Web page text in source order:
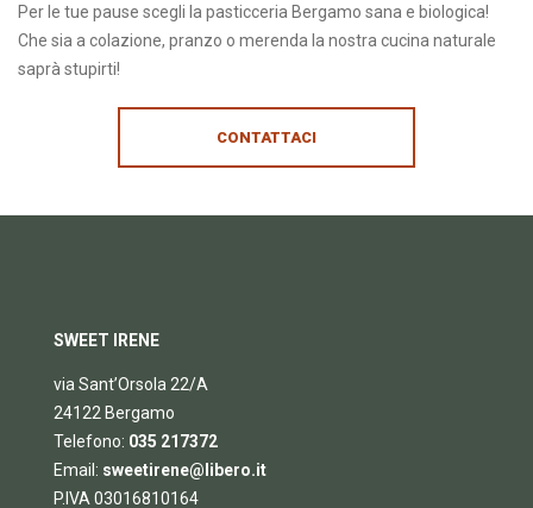
Per le tue pause scegli la pasticceria Bergamo sana e biologica!
Che sia a colazione, pranzo o merenda la nostra cucina naturale
saprà stupirti!
CONTATTACI
SWEET IRENE
via Sant’Orsola 22/A
24122 Bergamo
Telefono: 035 217372
Email: sweetirene@libero.it
P.IVA 03016810164